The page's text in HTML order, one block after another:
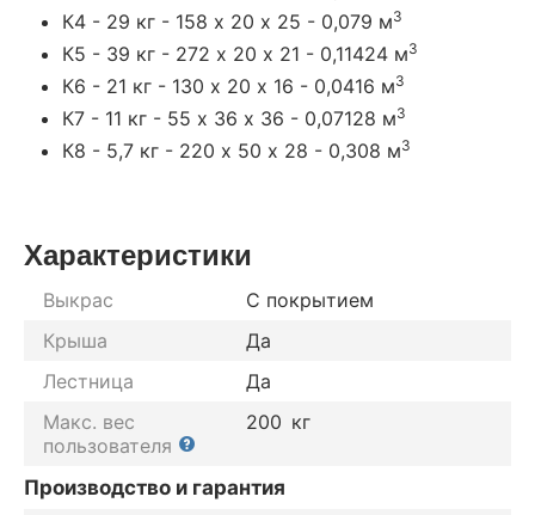
К4 - 29 кг - 158 х 20 х 25 - 0,079 м3
К5 - 39 кг - 272 х 20 х 21 - 0,11424 м3
К6 - 21 кг - 130 х 20 х 16 - 0,0416 м3
К7 - 11 кг - 55 х 36 х 36 - 0,07128 м3
К8 - 5,7 кг - 220 х 50 х 28 - 0,308 м3
Характеристики
Выкрас
С покрытием
Крыша
Да
Лестница
Да
Макс. вес
пользователя
200 кг
Производство и гарантия